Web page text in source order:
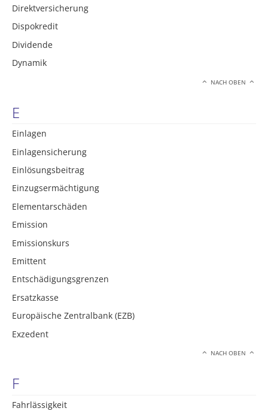
Direktversicherung
Dispokredit
Dividende
Dynamik
NACH OBEN
E
Einlagen
Einlagensicherung
Einlösungsbeitrag
Einzugsermächtigung
Elementarschäden
Emission
Emissionskurs
Emittent
Entschädigungsgrenzen
Ersatzkasse
Europäische Zentralbank (EZB)
Exzedent
NACH OBEN
F
Fahrlässigkeit